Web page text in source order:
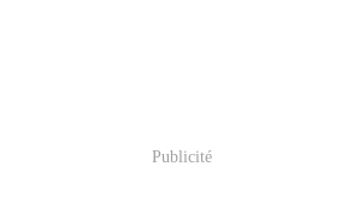
Publicité